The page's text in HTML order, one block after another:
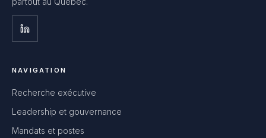
NAVIGATION
Recherche exécutive
Leadership et gouvernance
Mandats et postes